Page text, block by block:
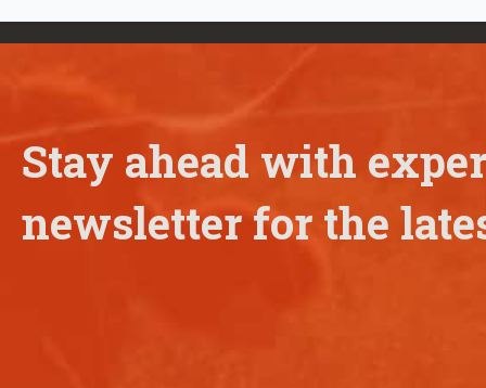
Stay ahead with
newsletter for the